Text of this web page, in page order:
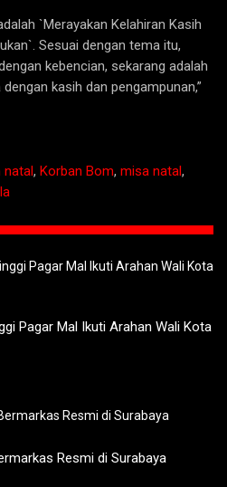
`Merayakan Kelahiran Kasih
Sesuai dengan tema itu,
kebencian, sekarang adalah
kasih dan pengampunan,”
natal, Korban Bom, misa natal,
Pagar Mal Ikuti Arahan Wali Kota
Resmi di Surabaya